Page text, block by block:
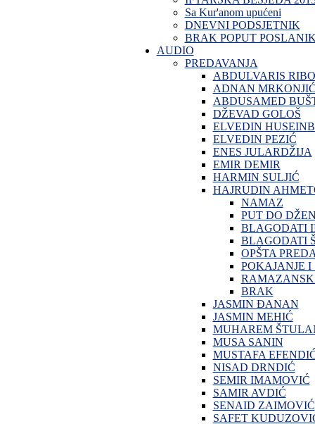
Sa Kur'anom upućeni
DNEVNI PODSJETNIK
BRAK POPUT
AUDIO
PREDAVANJA
ABDULVARIS RIBO
ADNAN MRKONJIĆ
ABDUSAMED
DŽEVAD GOLOŠ
ELVEDIN
ELVEDIN PEZIĆ
ENES JULARDŽIJA
EMIR DEMIR
HARMIN SULJIĆ
HAJRUDIN
NAMAZ
PUT DO
BLAGODATI
BLAGODATI
OPŠTA
POKAJANJE I
BRAK
JASMIN ĐANAN
JASMIN MEHIĆ
MUHAREM
MUSA SANIN
MUSTAFA
NISAD DRNDIĆ
SEMIR IMAMOVIĆ
SAMIR AVDIĆ
SENAID ZAIMOVIĆ
SAFET